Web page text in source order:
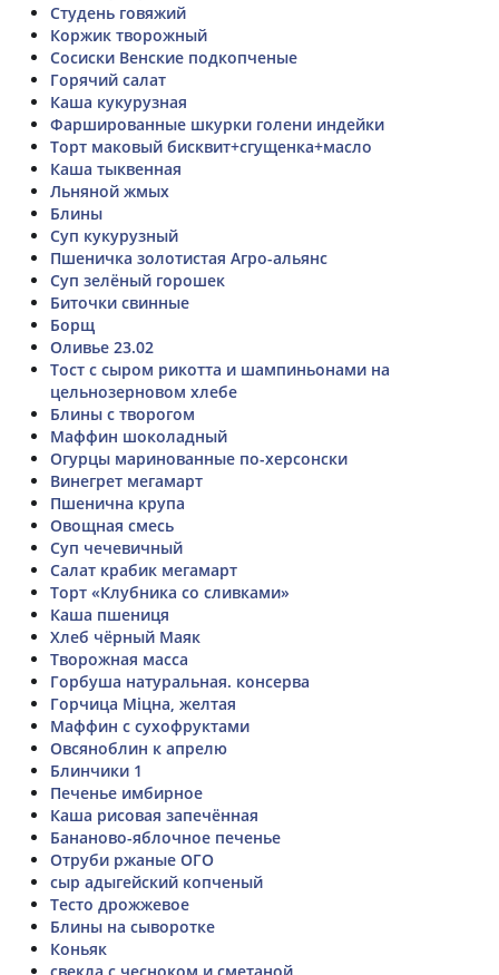
Студень говяжий
Коржик творожный
Сосиски Венские подкопченые
Горячий салат
Каша кукурузная
Фаршированные шкурки голени индейки
Торт маковый бисквит+сгущенка+масло
Каша тыквенная
Льняной жмых
Блины
Суп кукурузный
Пшеничка золотистая Агро-альянс
Суп зелёный горошек
Биточки свинные
Борщ
Оливье 23.02
Тост с сыром рикотта и шампиньонами на
цельнозерновом хлебе
Блины с творогом
Маффин шоколадный
Огурцы маринованные по-херсонски
Винегрет мегамарт
Пшенична крупа
Овощная смесь
Суп чечевичный
Салат крабик мегамарт
Торт «Клубника со сливками»
Каша пшениця
Хлеб чёрный Маяк
Творожная масса
Горбуша натуральная. консерва
Горчица Міцна, желтая
Маффин с сухофруктами
Овсяноблин к апрелю
Блинчики 1
Печенье имбирное
Каша рисовая запечённая
Бананово-яблочное печенье
Отруби ржаные ОГО
сыр адыгейский копченый
Тесто дрожжевое
Блины на сыворотке
Коньяк